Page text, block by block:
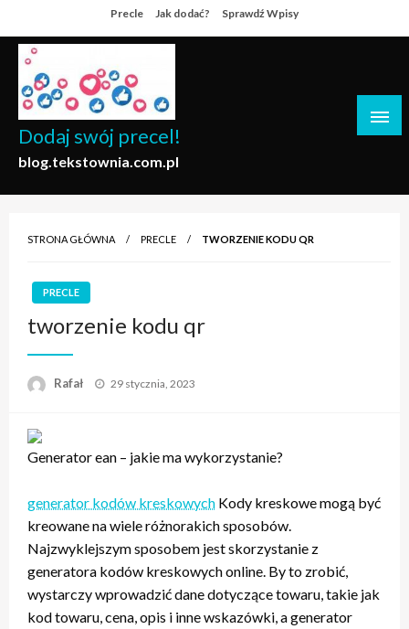
to
content
Precle Jak dodać? Sprawdź Wpisy
Dodaj swój precel!
blog.tekstownia.com.pl
STRONA GŁÓWNA PRECLE TWORZENIE KODU QR
PRECLE
tworzenie kodu qr
Rafał
Opublikowane
29 stycznia, 2023
Generator ean – jakie ma wykorzystanie?
generator kodów kreskowych Kody kreskowe mogą być
kreowane na wiele różnorakich sposobów.
Najzwyklejszym sposobem jest skorzystanie z
generatora kodów kreskowych online. By to zrobić,
wystarczy wprowadzić dane dotyczące towaru, takie jak
kod towaru, cena, opis i inne wskazówki, a generator